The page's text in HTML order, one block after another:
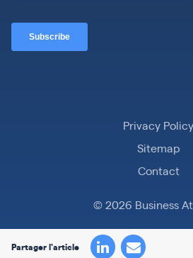
Privacy Policy
Sitemap
Contact
© 2026 Business
Partager l'article